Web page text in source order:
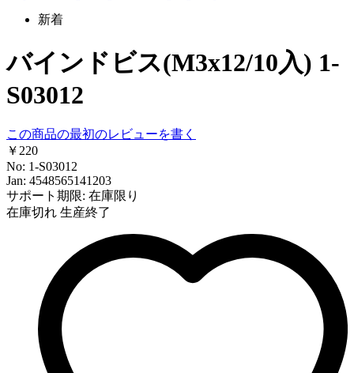
新着
バインドビス(M3x12/10入) 1-
S03012
この商品の最初のレビューを書く
￥220
No: 1-S03012
Jan: 4548565141203
サポート期限: 在庫限り
在庫切れ 生産終了